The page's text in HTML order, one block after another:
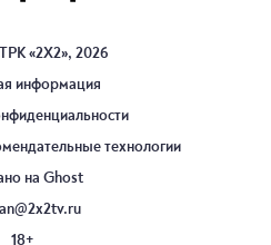
«2Х2», 2026
информация
технологии
на Ghost
18+